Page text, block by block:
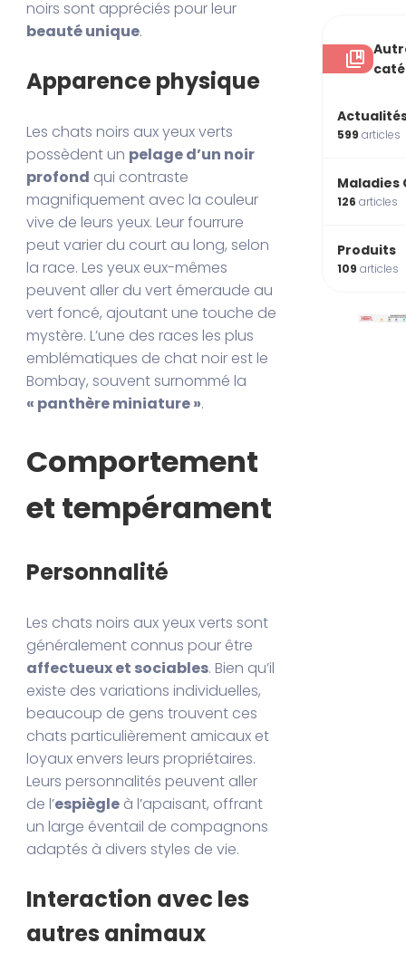
noirs sont appréciés pour leur
beauté unique.
Apparence physique
Les chats noirs aux yeux verts
possèdent un pelage d’un noir
profond qui contraste
magnifiquement avec la couleur
vive de leurs yeux. Leur fourrure
peut varier du court au long, selon
la race. Les yeux eux-mêmes
peuvent aller du vert émeraude au
vert foncé, ajoutant une touche de
mystère. L’une des races les plus
emblématiques de chat noir est le
Bombay, souvent surnommé la
« panthère miniature ».
Comportement
et tempérament
Personnalité
Les chats noirs aux yeux verts sont
généralement connus pour être
affectueux et sociables. Bien qu’il
existe des variations individuelles,
beaucoup de gens trouvent ces
chats particulièrement amicaux et
loyaux envers leurs propriétaires.
Leurs personnalités peuvent aller
de l’espiègle à l’apaisant, offrant
un large éventail de compagnons
adaptés à divers styles de vie.
Interaction avec les
autres animaux
599articles
Maladies
126articles
Produits
109articles